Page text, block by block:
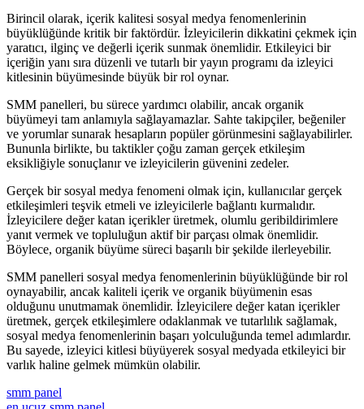
Birincil olarak, içerik kalitesi sosyal medya fenomenlerinin
büyüklüğünde kritik bir faktördür. İzleyicilerin dikkatini çekmek için
yaratıcı, ilginç ve değerli içerik sunmak önemlidir. Etkileyici bir
içeriğin yanı sıra düzenli ve tutarlı bir yayın programı da izleyici
kitlesinin büyümesinde büyük bir rol oynar.
SMM panelleri, bu sürece yardımcı olabilir, ancak organik
büyümeyi tam anlamıyla sağlayamazlar. Sahte takipçiler, beğeniler
ve yorumlar sunarak hesapların popüler görünmesini sağlayabilirler.
Bununla birlikte, bu taktikler çoğu zaman gerçek etkileşim
eksikliğiyle sonuçlanır ve izleyicilerin güvenini zedeler.
Gerçek bir sosyal medya fenomeni olmak için, kullanıcılar gerçek
etkileşimleri teşvik etmeli ve izleyicilerle bağlantı kurmalıdır.
İzleyicilere değer katan içerikler üretmek, olumlu geribildirimlere
yanıt vermek ve topluluğun aktif bir parçası olmak önemlidir.
Böylece, organik büyüme süreci başarılı bir şekilde ilerleyebilir.
SMM panelleri sosyal medya fenomenlerinin büyüklüğünde bir rol
oynayabilir, ancak kaliteli içerik ve organik büyümenin esas
olduğunu unutmamak önemlidir. İzleyicilere değer katan içerikler
üretmek, gerçek etkileşimlere odaklanmak ve tutarlılık sağlamak,
sosyal medya fenomenlerinin başarı yolculuğunda temel adımlardır.
Bu sayede, izleyici kitlesi büyüyerek sosyal medyada etkileyici bir
varlık haline gelmek mümkün olabilir.
smm panel